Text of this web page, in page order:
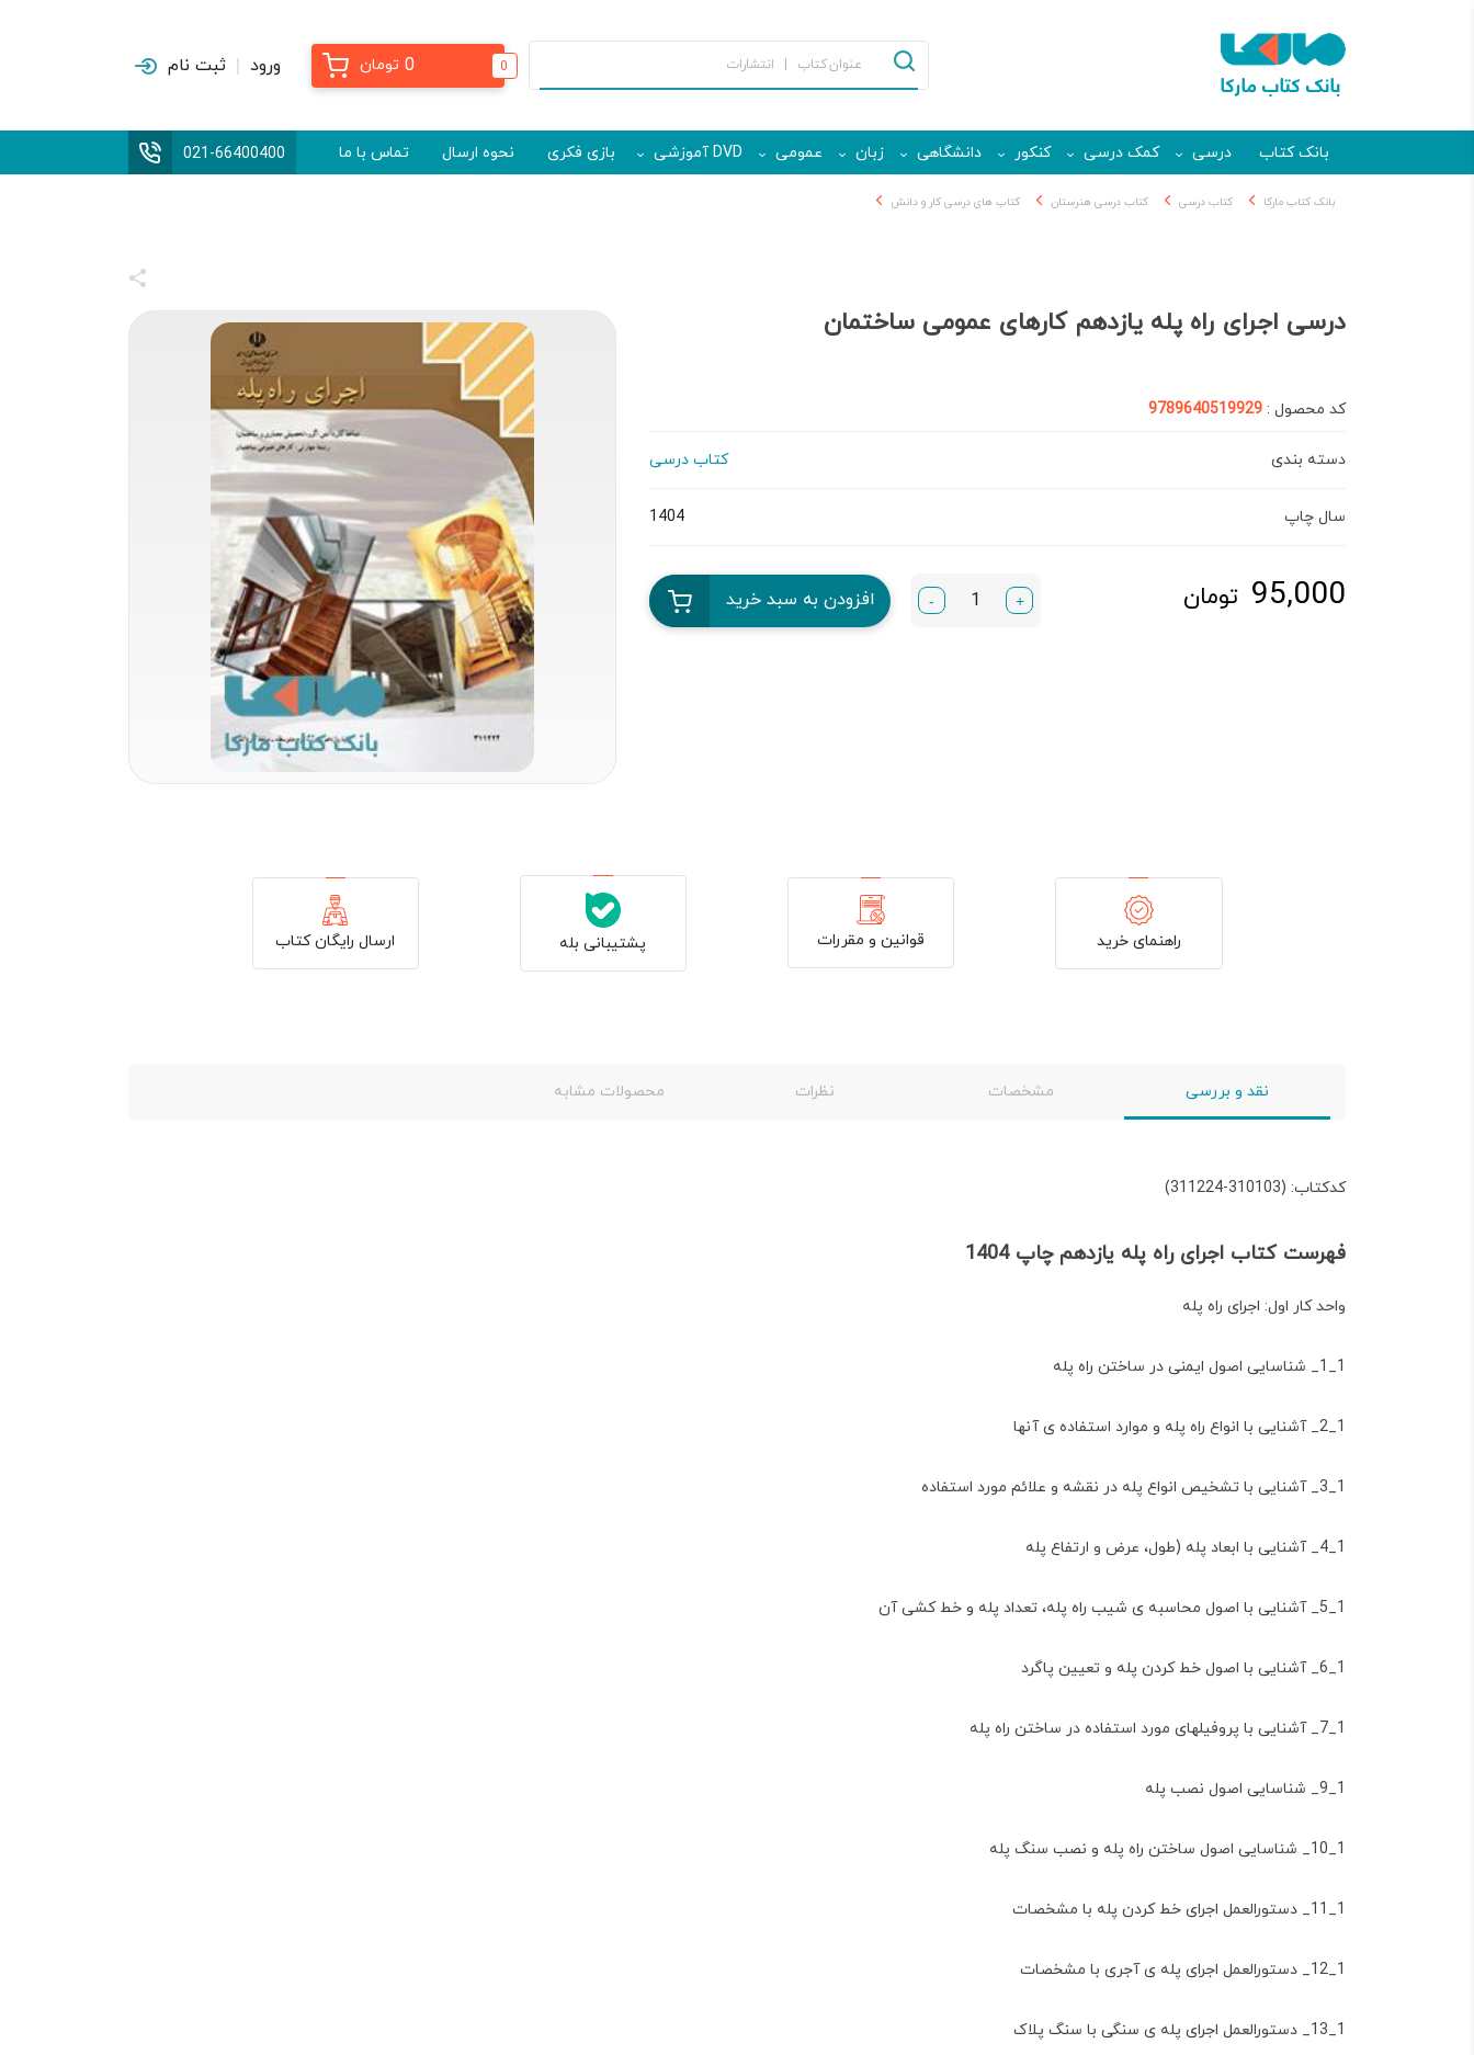
0
0 تومان ورود ثبت نام
بانک کتاب درسی کمک درسی کنکور دانشگاهی زبان عمومی DVD آموزشی بازی فکری نحوه ارسال تماس با ما 021-66400400
بانک کتاب مارکا کتاب درسی کتاب درسی هنرستان کتاب های درسی کار و دانش
درسی اجرای راه پله یازدهم کارهای عمومی ساختمان
کد محصول : 9789640519929
دسته بندی کتاب درسی
سال چاپ 1404
95,000 تومان +
- افزودن به سبد خرید
راهنمای خرید قوانین و مقررات پشتیبانی بله ارسال رایگان کتاب
نقد و بررسی مشخصات نظرات محصولات مشابه
کدکتاب: (310103-311224)
فهرست کتاب اجرای راه پله یازدهم چاپ 1404
واحد کار اول: اجرای راه پله
1_1_ شناسایی اصول ایمنی در ساختن راه پله
1_2_ آشنایی با انواع راه پله و موارد استفاده ی آنها
1_3_ آشنایی با تشخیص انواع پله در نقشه و علائم مورد استفاده
1_4_ آشنایی با ابعاد پله (طول، عرض و ارتفاع پله
1_5_ آشنایی با اصول محاسبه ی شیب راه پله، تعداد پله و خط کشی آن
1_6_ آشنایی با اصول خط کردن پله و تعیین پاگرد
1_7_ آشنایی با پروفیلهای مورد استفاده در ساختن راه پله
1_9_ شناسایی اصول نصب پله
1_10_ شناسایی اصول ساختن راه پله و نصب سنگ پله
1_11_ دستورالعمل اجرای خط کردن پله با مشخصات
1_12_ دستورالعمل اجرای پله ی آجری با مشخصات
1_13_ دستورالعمل اجرای پله ی سنگی با سنگ پلاک